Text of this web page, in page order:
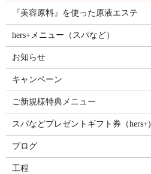
『美容原料』を使った原液エステ
hers+メニュー（スパなど）
お知らせ
キャンペーン
ご新規様特典メニュー
スパなどプレゼントギフト券（hers+)
ブログ
工程